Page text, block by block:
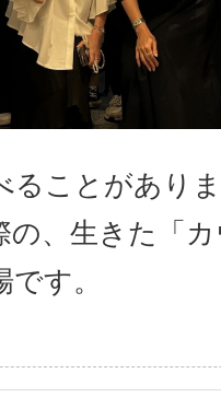
ることがあり
の、生きた「
す。